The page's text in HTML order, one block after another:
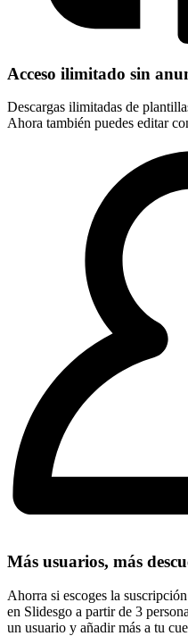
Acceso ilimitado sin
Descargas ilimitadas de
Ahora también puedes editar
Más usuarios, más
Ahorra si escoges la
en Slidesgo a partir de 3
un usuario y añadir más a tu